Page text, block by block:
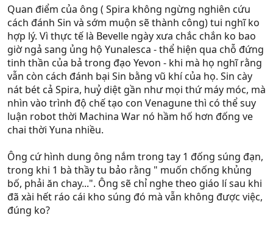
trong cũng sẽ bị ảnh hưởng chứ không phải được sống
yên bình như Dream Zarnakand hiện tại.
Đừng quên bọn Bevelle đã chế ra được Vegagun, thứ mà
còn mạnh hơn cả Sin (có khả năng phá hủy toàn Spira
trong khi Sin còn không làm được điều đó). Nên vấn đề
chỉ là thời gian cho đến khi nghiên cứu được thứ vũ khí
tương tự vừa đủ mạnh để tiêu diệt Sin mà không bị mất
kiểm soát như Vegagun.
Quan điểm của ông ( Spira không ngừng nghiên cứu
cách đánh Sin và sớm muộn sẽ thành công) tui nghĩ ko
hợp lý. Vì thực tế là Bevelle ngày xưa chắc chắn ko bao
giờ ngả sang ủng hộ Yunalesca - thể hiện qua chỗ đứng
tinh thần của bả trong đạo Yevon - khi mà họ nghĩ rằng
vẫn còn cách đánh bại Sin bằng vũ khí của họ. Sin cày
nát bét cả Spira, huỷ diệt gần như mọi thứ máy móc, mà
nhìn vào trình độ chế tạo con Venagune thì có thể suy
luận robot thời Machina War nó hầm hố hơn đống ve
chai thời Yuna nhiều.
Ông cứ hình dung ông nắm trong tay 1 đống súng đạn,
trong khi 1 bà thầy tu bảo rằng " muốn chống khủng
bố, phải ăn chay...". Ông sẽ chỉ nghe theo giáo lí sau khi
đã xài hết ráo cái kho súng đó mà vẫn không được việc,
đúng ko?